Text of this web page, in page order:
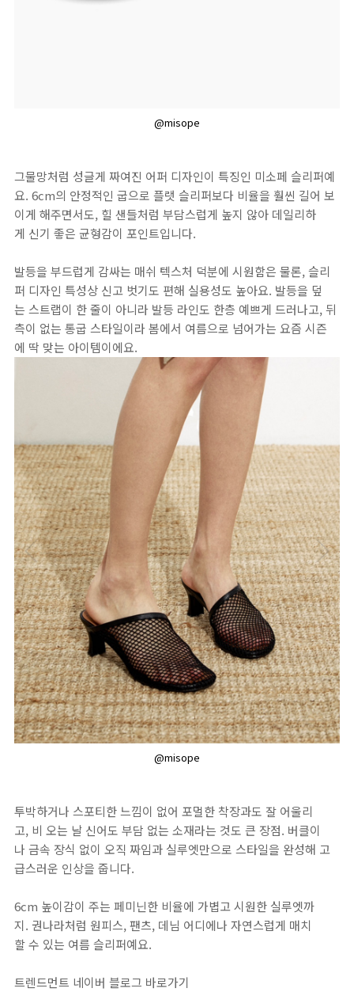
@misope
그물망처럼 성글게 짜여진 어퍼 디자인이 특징인 미소페 슬리퍼예
요. 6cm의 안정적인 굽으로 플랫 슬리퍼보다 비율을 훨씬 길어 보
이게 해주면서도, 힐 샌들처럼 부담스럽게 높지 않아 데일리하
게 신기 좋은 균형감이 포인트입니다.
발등을 부드럽게 감싸는 매쉬 텍스처 덕분에 시원함은 물론, 슬리
퍼 디자인 특성상 신고 벗기도 편해 실용성도 높아요. 발등을 덮
는 스트랩이 한 줄이 아니라 발등 라인도 한층 예쁘게 드러나고, 뒤
측이 없는 통굽 스타일이라 봄에서 여름으로 넘어가는 요즘 시즌
에 딱 맞는 아이템이에요.
@misope
투박하거나 스포티한 느낌이 없어 포멀한 착장과도 잘 어울리
고, 비 오는 날 신어도 부담 없는 소재라는 것도 큰 장점. 버클이
나 금속 장식 없이 오직 짜임과 실루엣만으로 스타일을 완성해 고
급스러운 인상을 줍니다.
6cm 높이감이 주는 페미닌한 비율에 가볍고 시원한 실루엣까
지. 권나라처럼 원피스, 팬츠, 데님 어디에나 자연스럽게 매치
할 수 있는 여름 슬리퍼예요.
트렌드먼트 네이버 블로그 바로가기